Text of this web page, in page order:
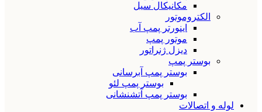
مکانیکال سیل
الکتروموتور
اینورتر پمپ آب
موتور پمپ
دیزل ژنراتور
بوستر پمپ
بوستر پمپ آبرسانی
بوستر پمپ لئو
بوستر پمپ آتشنشانی
لوله و اتصالات